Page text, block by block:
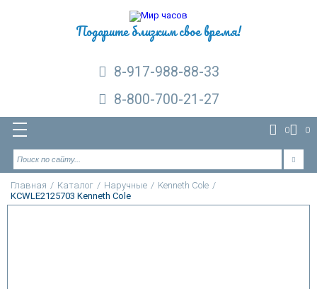
Подарите близким свое время!
8-917-988-88-33
8-800-700-21-27
0 0
Главная / Каталог / Наручные / Kenneth Cole /
KCWLE2125703 Kenneth Cole